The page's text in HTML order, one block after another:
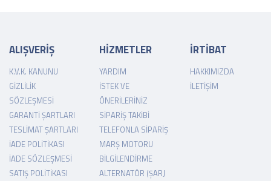
ALIŞVERİŞ
K.V.K. KANUNU
GIZLILIK
SÖZLEŞMESI
GARANTI ŞARTLARI
TESLIMAT ŞARTLARI
İADE POLITIKASI
İADE SÖZLEŞMESI
SATIŞ POLITIKASI
HİZMETLER
YARDIM
İSTEK VE
ÖNERILERINIZ
SIPARIŞ TAKIBI
TELEFONLA SIPARIŞ
MARŞ MOTORU
BILGILENDIRME
ALTERNATÖR (ŞARJ
İRTİBAT
HAKKIMIZDA
İLETIŞIM